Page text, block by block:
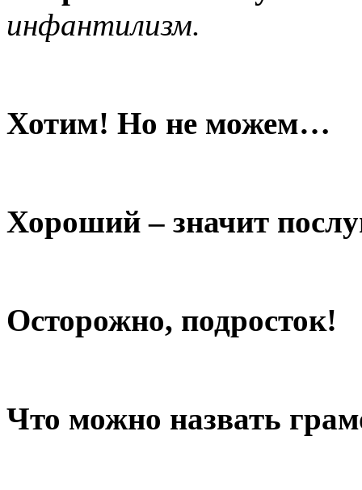
инфантилизм.
Хотим! Но не можем…
Хороший – значит
Осторожно, подросток!
Что можно назвать